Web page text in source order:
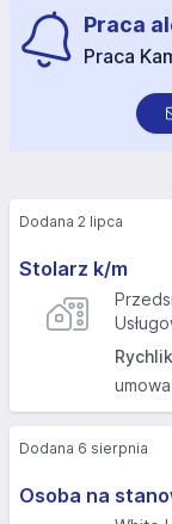
Praca
Praca
Stolarz k/m
Dodana 2 lipca
Osoba na
Dodana 6 sierpnia